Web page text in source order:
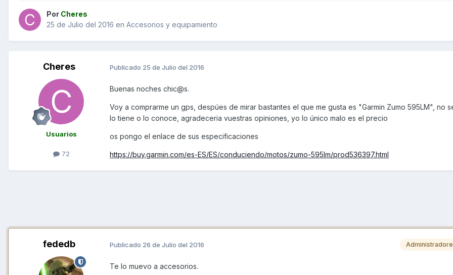
Por Cheres
25 de Julio del 2016 en Accesorios y equipamiento
Cheres
Usuarios
72
Publicado 25 de Julio del 2016
Buenas noches chic@s.
Voy a comprarme un gps, despúes de mirar bastantes el que me gusta es "Garmin Zumo 595LM", no
lo tiene o lo conoce, agradeceria vuestras opiniones, yo lo único malo es el precio
os pongo el enlace de sus especificaciones
https://buy.garmin.com/es-ES/ES/conduciendo/motos/zumo-595lm/prod536397.html
fededb Publicado 26 de Julio del 2016
Te lo muevo a accesorios.